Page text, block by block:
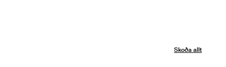
Skoða allt